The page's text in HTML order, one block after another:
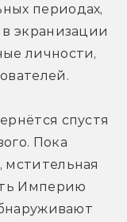
периодах,
экранизации
личности,
спустя
Пока
мстительная
Империю